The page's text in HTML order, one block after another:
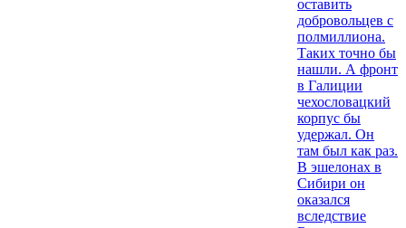
оставить
добровольцев с
полмиллиона.
Таких точно бы
нашли. А фронт
в Галиции
чехословацкий
корпус бы
удержал. Он
там был как раз.
В эшелонах в
Сибири он
оказался
вследствие